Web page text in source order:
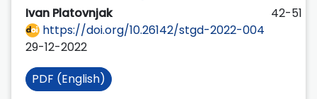
Ivan Platovnjak
42-51
https://doi.org/10.26142/stgd-2022-004
29-12-2022
PDF (English)